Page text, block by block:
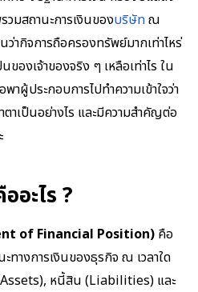
วมสถานะการเงินของบริษัทณ
ว่ากิจการถือครองทรัพย์มากเท่าไหร่
องเจ้าของจริง ๆ เหลือเท่าไร ใน
ผู้ประกอบการไปทำความเข้าใจว่า
ตาเป็นอย่างไร และมีความสำคัญต่อ
อะไร ?
of Financial Position) คือ
างการเงินของธุรกิจ ณ เวลาใด
หนี้สิน (Liabilities) และ